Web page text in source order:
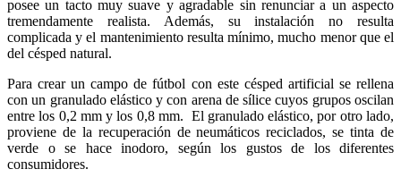
posee un tacto muy suave y agradable sin renunciar a un aspecto
tremendamente realista. Además, su instalación no resulta
complicada y el mantenimiento resulta mínimo, mucho menor que el
del césped natural.
Para crear un campo de fútbol con este césped artificial se rellena
con un granulado elástico y con arena de sílice cuyos grupos oscilan
entre los 0,2 mm y los 0,8 mm. El granulado elástico, por otro lado,
proviene de la recuperación de neumáticos reciclados, se tinta de
verde o se hace inodoro, según los gustos de los diferentes
consumidores.